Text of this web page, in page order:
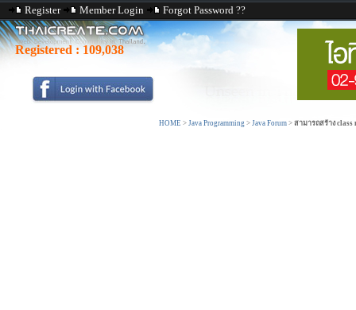
Register Member Login Forgot Password ??
Registered : 109,038
HOME > Java Programming > Java Forum > สามารถสร้าง